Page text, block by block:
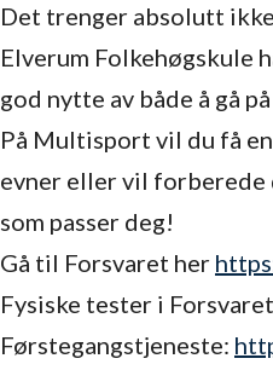
Det trenger absolutt
Elverum Folkehøgskule
god nytte av både å gå
På Multisport vil du få
evner eller vil forberede
som passer deg!
Gå til Forsvaret her
Fysiske tester i
Førstegangstjeneste: